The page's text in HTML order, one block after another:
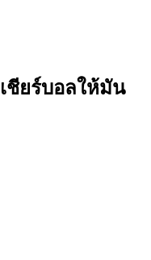
ชียร์บอลให้มัน